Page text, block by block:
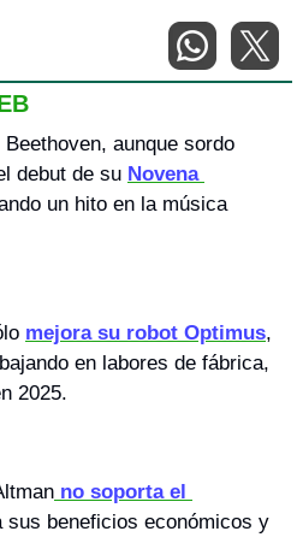
aunque sordo
debut de su Novena
un hito en la música
mejora su robot Optimus,
en labores de fábrica,
2025.
no soporta el
sus beneficios económicos y